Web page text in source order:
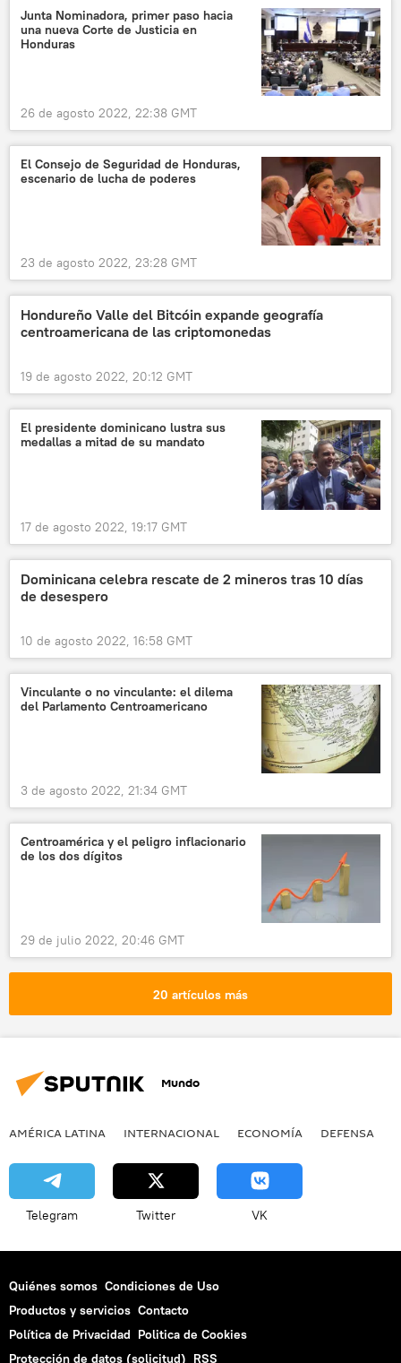
Junta Nominadora, primer paso hacia
una nueva Corte de Justicia en
Honduras
26 de agosto 2022, 22:38 GMT
El Consejo de Seguridad de Honduras,
escenario de lucha de poderes
23 de agosto 2022, 23:28 GMT
Hondureño Valle del Bitcóin expande geografía
centroamericana de las criptomonedas
19 de agosto 2022, 20:12 GMT
El presidente dominicano lustra sus
medallas a mitad de su mandato
17 de agosto 2022, 19:17 GMT
Dominicana celebra rescate de 2 mineros tras 10 días
de desespero
10 de agosto 2022, 16:58 GMT
Vinculante o no vinculante: el dilema
del Parlamento Centroamericano
3 de agosto 2022, 21:34 GMT
Centroamérica y el peligro inflacionario
de los dos dígitos
29 de julio 2022, 20:46 GMT
20 artículos más
Mundo
AMÉRICA LATINA INTERNACIONAL ECONOMÍA DEFENSA
Telegram Twitter VK
Quiénes somos Condiciones de Uso
Productos y servicios Contacto
Política de Privacidad Politica de Cookies
Protección de datos (solicitud) RSS